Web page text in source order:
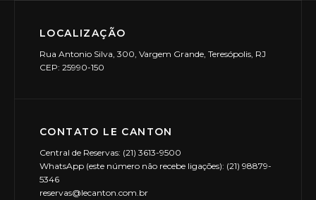
LOCALIZAÇÃO
Rua Antonio Silva, 300, Vargem Grande, Teresópolis, RJ
CEP: 25990-150
CONTATO LE CANTON
Central de Reservas: (21) 3613-9500
WhatsApp (este número não recebe ligações): (21) 98879-
5346
reservas@lecanton.com.br